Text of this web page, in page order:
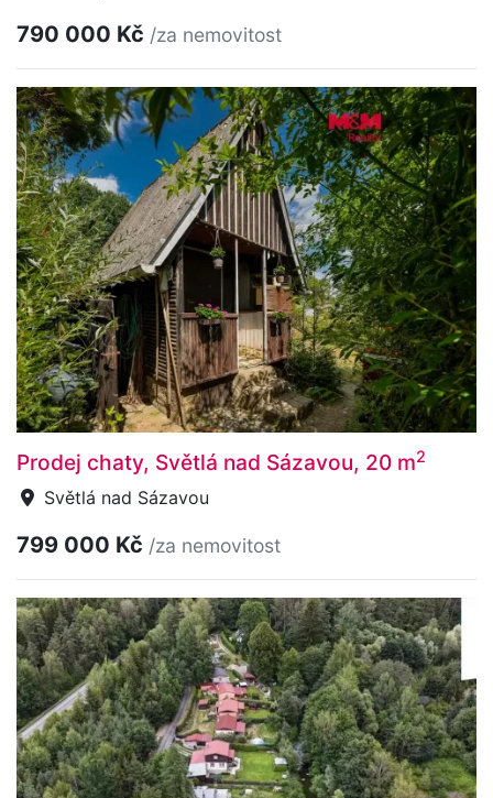
790 000 Kč /za nemovitost
Prodej chaty, Světlá nad Sázavou, 20 m2
Světlá nad Sázavou
799 000 Kč /za nemovitost